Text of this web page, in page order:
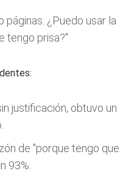
páginas. ¿Puedo usar la
tengo prisa?"
justificación, obtuvo un
de "porque tengo que
93%.